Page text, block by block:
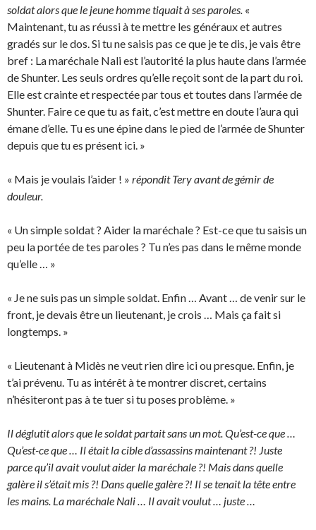
soldat alors que le jeune homme tiquait à ses paroles. «
Maintenant, tu as réussi à te mettre les généraux et autres
gradés sur le dos. Si tu ne saisis pas ce que je te dis, je vais être
bref : La maréchale Nali est l’autorité la plus haute dans l’armée
de Shunter. Les seuls ordres qu’elle reçoit sont de la part du roi.
Elle est crainte et respectée par tous et toutes dans l’armée de
Shunter. Faire ce que tu as fait, c’est mettre en doute l’aura qui
émane d’elle. Tu es une épine dans le pied de l’armée de Shunter
depuis que tu es présent ici. »
« Mais je voulais l’aider ! » répondit Tery avant de gémir de
douleur.
« Un simple soldat ? Aider la maréchale ? Est-ce que tu saisis un
peu la portée de tes paroles ? Tu n’es pas dans le même monde
qu’elle … »
« Je ne suis pas un simple soldat. Enfin … Avant … de venir sur le
front, je devais être un lieutenant, je crois … Mais ça fait si
longtemps. »
« Lieutenant à Midès ne veut rien dire ici ou presque. Enfin, je
t’ai prévenu. Tu as intérêt à te montrer discret, certains
n’hésiteront pas à te tuer si tu poses problème. »
Il déglutit alors que le soldat partait sans un mot. Qu’est-ce que …
Qu’est-ce que … Il était la cible d’assassins maintenant ?! Juste
parce qu’il avait voulut aider la maréchale ?! Mais dans quelle
galère il s’était mis ?! Dans quelle galère ?! Il se tenait la tête entre
les mains. La maréchale Nali … Il avait voulut … juste …